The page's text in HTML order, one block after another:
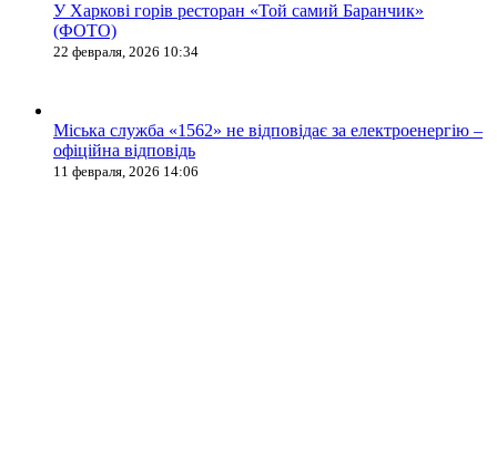
У Харкові горів ресторан «Той самий Баранчик»
(ФОТО)
22 февраля, 2026 10:34
Міська служба «1562» не відповідає за електроенергію –
офіційна відповідь
11 февраля, 2026 14:06